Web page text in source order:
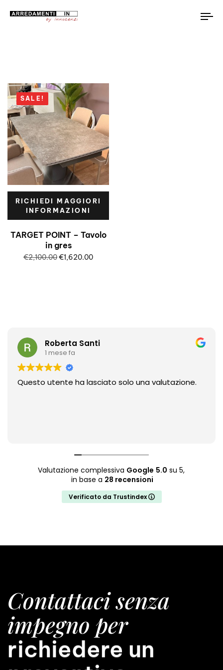
SALE!
RICHIEDI MAGGIORI
INFORMAZIONI
TARGET POINT – Tavolo
in gres
€2,100.00€1,620.00
Roberta Santi
1 mese fa
Questo utente ha lasciato solo una valutazione.
Valutazione complessiva Google 5.0 su 5,
in base a 28 recensioni
Verificato da Trustindex
Contattaci senza
impegno per
richiedere un